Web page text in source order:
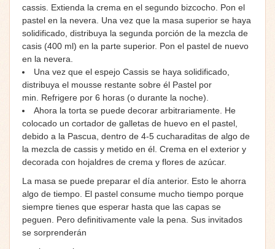
cassis. Extienda la crema en el segundo bizcocho. Pon el
pastel en la nevera. Una vez que la masa superior se haya
solidificado, distribuya la segunda porción de la mezcla de
casis (400 ml) en la parte superior. Pon el pastel de nuevo
en la nevera.
Una vez que el espejo Cassis se haya solidificado,
distribuya el mousse restante sobre él Pastel por
min. Refrigere por 6 horas (o durante la noche).
Ahora la torta se puede decorar arbitrariamente. He
colocado un cortador de galletas de huevo en el pastel,
debido a la Pascua, dentro de 4-5 cucharaditas de algo de
la mezcla de cassis y metido en él. Crema en el exterior y
decorada con hojaldres de crema y flores de azúcar.
La masa se puede preparar el día anterior. Esto le ahorra
algo de tiempo. El pastel consume mucho tiempo porque
siempre tienes que esperar hasta que las capas se
peguen. Pero definitivamente vale la pena. Sus invitados
se sorprenderán